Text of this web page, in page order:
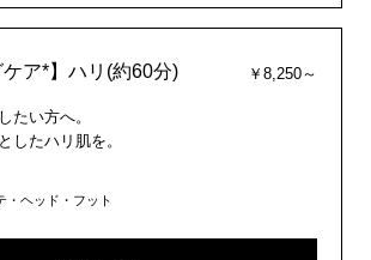
ケア*】ハリ(約60分) ￥8,250～
たい方へ。
したハリ肌を。
・ヘッド・フット